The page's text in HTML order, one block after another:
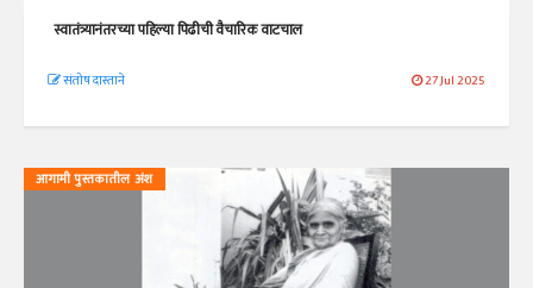
स्वातंत्र्यानंतरच्या पहिल्या पिढीची वैचारिक वाटचाल
संतोष दास्ताने 27 Jul 2025
आगामी पुस्तकातील अंश